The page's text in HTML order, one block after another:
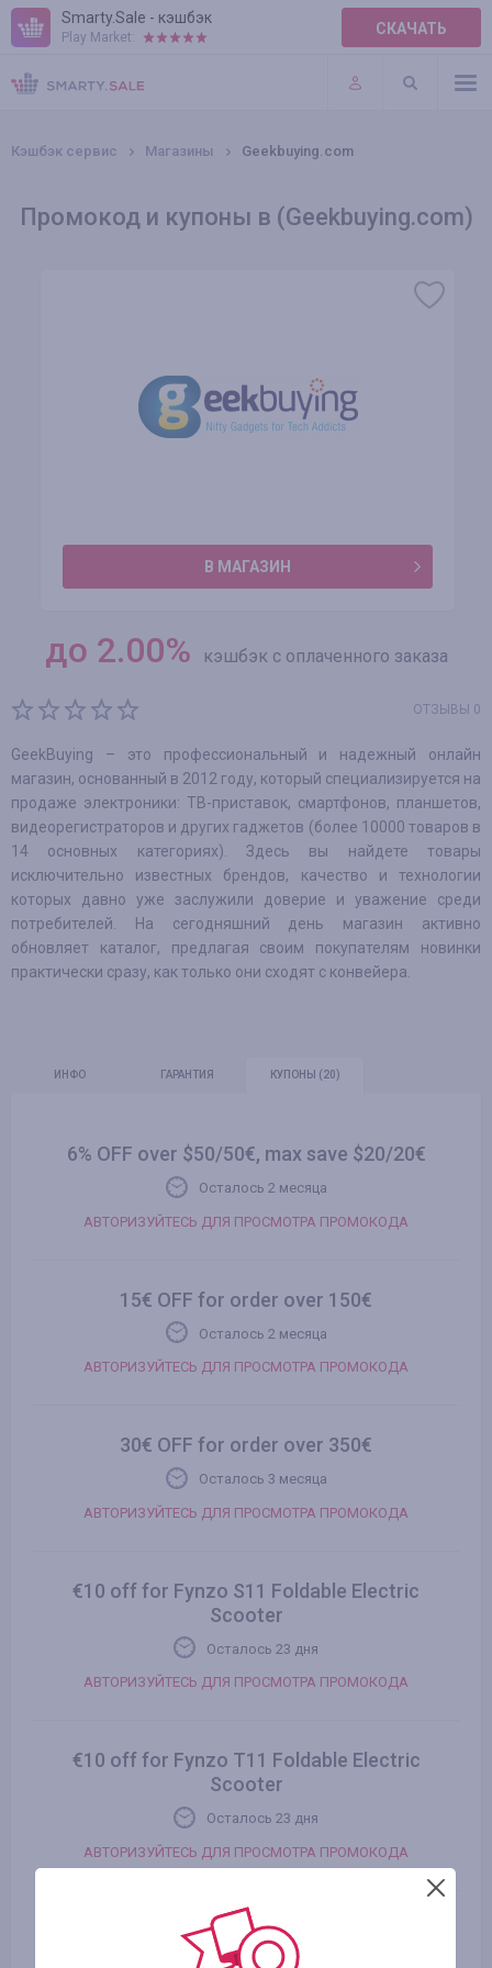
Smarty.Sale - кэшбэк
Play Market: СКАЧАТЬ
ПРАВИЛА
ПЛАГИНЫ
Кэшбэк сервис Магазины Geekbuying.com
Промокод и купоны в (Geekbuying.com)
В МАГАЗИН
до 2.00% кэшбэк с оплаченного заказа
ОТЗЫВЫ 0
GeekBuying – это профессиональный и надежный онлайн
магазин, основанный в 2012 году, который специализируется на
продаже электроники: ТВ-приставок, смартфонов, планшетов,
видеорегистраторов и других гаджетов (более 10000 товаров в
14 основных категориях). Здесь вы найдете товары
исключительно известных брендов, качество и технологии
которых давно уже заслужили доверие и уважение среди
потребителей. На сегодняшний день магазин активно
обновляет каталог, предлагая своим покупателям новинки
практически сразу, как только они сходят с конвейера.
ИНФО ГАРАНТИЯ КУПОНЫ (20)
6% OFF over $50/50€, max save $20/20€
Осталось 2 месяца
АВТОРИЗУЙТЕСЬ ДЛЯ ПРОСМОТРА ПРОМОКОДА
15€ OFF for order over 150€
Осталось 2 месяца
АВТОРИЗУЙТЕСЬ ДЛЯ ПРОСМОТРА ПРОМОКОДА
30€ OFF for order over 350€
Осталось 3 месяца
АВТОРИЗУЙТЕСЬ ДЛЯ ПРОСМОТРА ПРОМОКОДА
€10 off for Fynzo S11 Foldable Electric
Scooter
Осталось 23 дня
АВТОРИЗУЙТЕСЬ ДЛЯ ПРОСМОТРА ПРОМОКОДА
€10 off for Fynzo T11 Foldable Electric
Scooter
Осталось 23 дня
АВТОРИЗУЙТЕСЬ ДЛЯ ПРОСМОТРА ПРОМОКОДА
14.43% OFF on Halo Knight T107Max Off-road
Electric Scooter 14 Inch Pneumatic T